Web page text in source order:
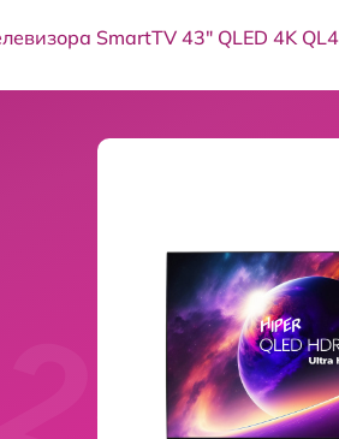
SmartTV 43" QLED 4K